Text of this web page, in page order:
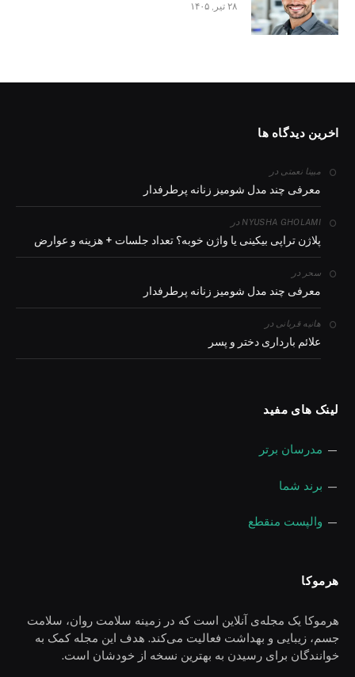
۲۸ تیر, ۱۴۰۵
اخرین دیدگاه ها
مبینا نعمتی در
معرفی چند مدل شومیز زنانه پرطرفدار
NYUSHA GHOLAMI در
پلاژن تراپی بیکینی یا واژن خوبه؟ تعداد جلسات + هزینه و عوارض
سحر در
معرفی چند مدل شومیز زنانه پرطرفدار
هانیه قربانی در
علائم بارداری دختر و پسر
لینک های مفید
— مدرسان برتر
— برند شما
— والپست منقطع
هرموکا
هرموکا یک مجله‌ی آنلاین است که در زمینه سلامت روان، سلامت
جسم، زیبایی و بهداشت فعالیت می‌کند. هدف این مجله کمک به
خوانندگان برای رسیدن به بهترین نسخه از خودشان است.